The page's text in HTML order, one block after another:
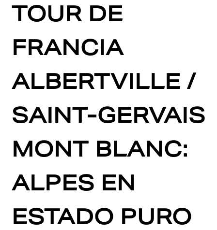
TOUR DE
FRANCIA
ALBERTVILLE /
SAINT-GERVAIS
MONT BLANC:
ALPES EN
ESTADO PURO